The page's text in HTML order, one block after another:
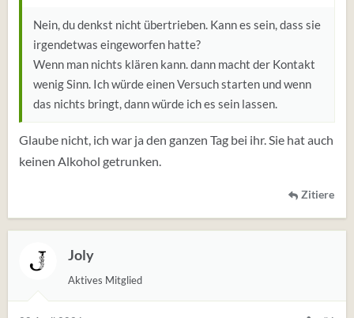
Nein, du denkst nicht übertrieben. Kann es sein, dass sie
irgendetwas eingeworfen hatte?
Wenn man nichts klären kann. dann macht der Kontakt
wenig Sinn. Ich würde einen Versuch starten und wenn
das nichts bringt, dann würde ich es sein lassen.
Glaube nicht, ich war ja den ganzen Tag bei ihr. Sie hat auch
keinen Alkohol getrunken.
Zitiere
Joly
Aktives Mitglied